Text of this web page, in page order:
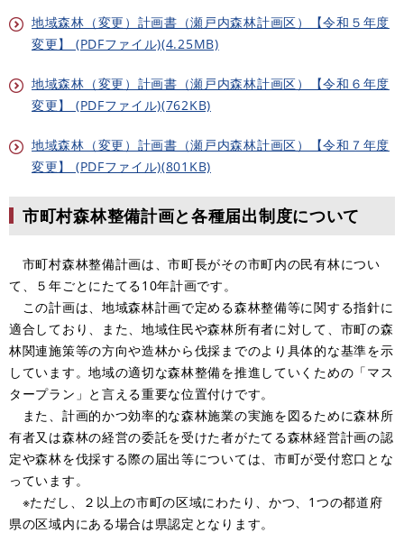
地域森林（変更）計画書（瀬戸内森林計画区）【令和５年度
変更】 (PDFファイル)(4.25MB)
地域森林（変更）計画書（瀬戸内森林計画区）【令和６年度
変更】 (PDFファイル)(762KB)
地域森林（変更）計画書（瀬戸内森林計画区）【令和７年度
変更】 (PDFファイル)(801KB)
市町村森林整備計画と各種届出制度について
市町村森林整備計画は、市町長がその市町内の民有林につい
て、５年ごとにたてる10年計画です。
この計画は、地域森林計画で定める森林整備等に関する指針に
適合しており、また、地域住民や森林所有者に対して、市町の森
林関連施策等の方向や造林から伐採までのより具体的な基準を示
しています。地域の適切な森林整備を推進していくための「マス
タープラン」と言える重要な位置付けです。
また、計画的かつ効率的な森林施業の実施を図るために森林所
有者又は森林の経営の委託を受けた者がたてる森林経営計画の認
定や森林を伐採する際の届出等については、市町が受付窓口とな
っています。
※ただし、２以上の市町の区域にわたり、かつ、1つの都道府
県の区域内にある場合は県認定となります。